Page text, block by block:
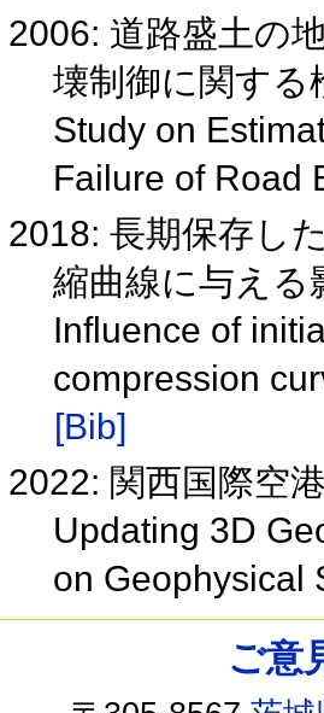
2006: 道路盛土の
壊制御に関する
Study on
Failure of Road
2018: 長期保存し
縮曲線に与える
Influence of
compression
[Bib]
2022: 関西国際空
Updating 3D
on Geophysical
ご意